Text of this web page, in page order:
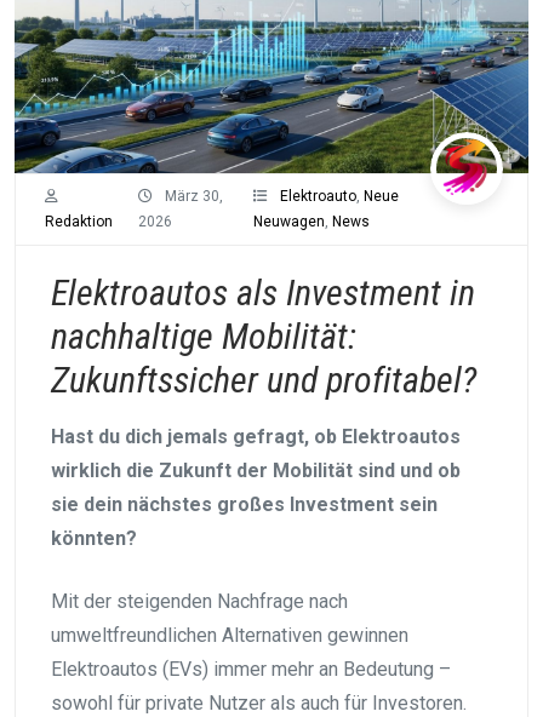
Redaktion
März 30,
2026
Elektroauto, Neue
Neuwagen News
Elektroautos als Investment in
nachhaltige Mobilität:
Zukunftssicher und profitabel?
Hast du dich jemals gefragt, ob Elektroautos
wirklich die Zukunft der Mobilität sind und ob
sie dein nächstes großes Investment sein
könnten?
Mit der steigenden Nachfrage nach
umweltfreundlichen Alternativen gewinnen
Elektroautos (EVs) immer mehr an Bedeutung –
sowohl für private Nutzer als auch für Investoren.